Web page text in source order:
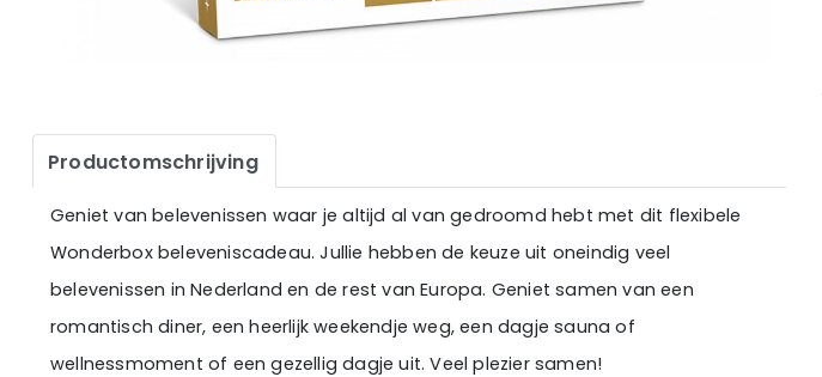
Productomschrijving
Geniet van belevenissen waar je altijd al van gedroomd hebt met dit flexibele
Wonderbox beleveniscadeau. Jullie hebben de keuze uit oneindig veel
belevenissen in Nederland en de rest van Europa. Geniet samen van een
romantisch diner, een heerlijk weekendje weg, een dagje sauna of
wellnessmoment of een gezellig dagje uit. Veel plezier samen!